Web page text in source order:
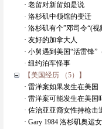
· 老留对新留如是说
· 洛杉矶中领馆的变迁
· 洛杉矶有个”邓司令“(视
· 友好的加拿大人
· 小舅遇到美国“活雷锋”
· 纽约泊车怪事
【美国经历 （5）】
· 雷洋案如果发生在美国
· 雷洋案可能发生在美国
· 佐治亚亚裔女性持枪击
· Gary 1984 洛杉矶奥运